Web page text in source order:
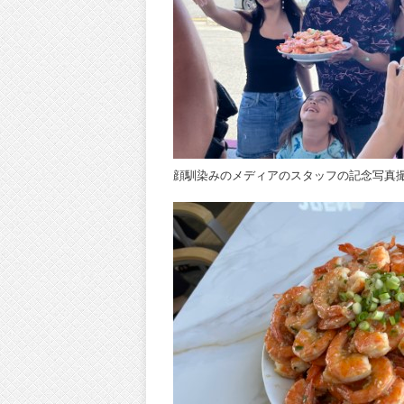
顔馴染みのメディアのスタッフの記念写真